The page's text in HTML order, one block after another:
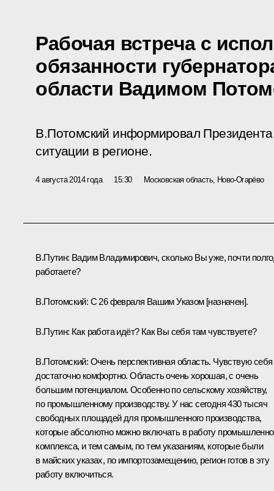
Рабочая встреча с
обязанности
области Вадимом
В.Потомский информировал
ситуации в регионе.
4 августа 2014 года 15:30 Московская область, Ново-Огарёво
В.Путин: Вадим Владимирович, сколько Вы уже, почти
работаете?
В.Потомский: С 26 февраля Вашим Указом [назначен].
В.Путин: Как работа идёт? Как Вы себя там чувствуете?
В.Потомский: Очень перспективная область. Чувствую себя
достаточно комфортно. Область очень хорошая, с очень
большим потенциалом. Особенно по сельскому хозяйству,
по промышленному производству. У нас сегодня 430 тысяч
свободных площадей для промышленного производства,
которые абсолютно можно включать в работу
комплекса, и тем самым, по тем указаниям, которые были
в майских указах, по импортозамещению, регион готов в эту
работу включиться.